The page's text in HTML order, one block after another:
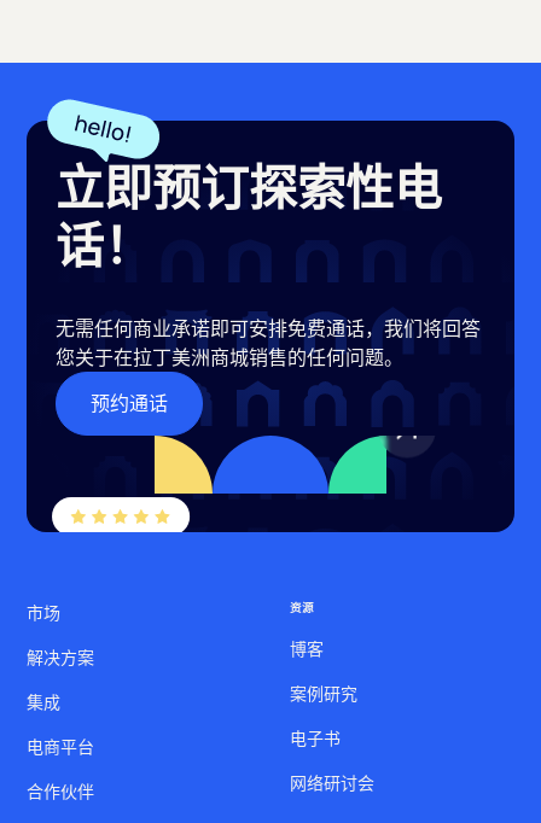
立即预订探索性电
话！
无需任何商业承诺即可安排免费通话，我们将回答
您关于在拉丁美洲商城销售的任何问题。
预约通话
市场
解决方案
集成
电商平台
合作伙伴
资源
博客
案例研究
电子书
网络研讨会